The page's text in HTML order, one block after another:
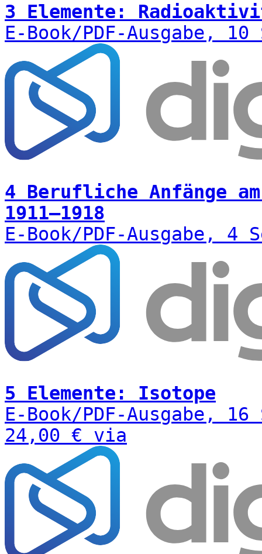
3 Elemente:
E-Book/PDF-Ausgabe,
4 Berufliche Anfänge
1911–1918
E-Book/PDF-Ausgabe,
5 Elemente: Isotope
E-Book/PDF-Ausgabe,
24,00 € via